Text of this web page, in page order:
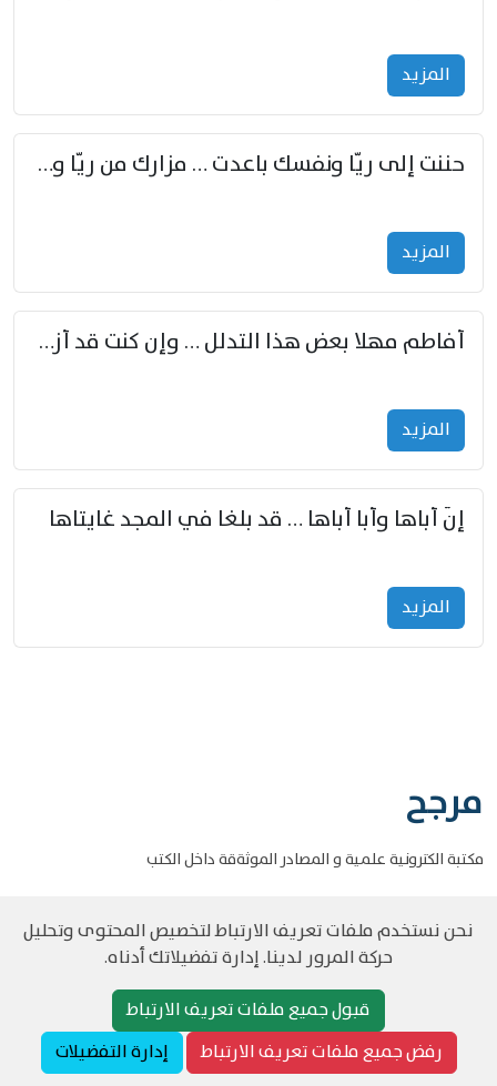
المزید
حننت إلى ريّا ونفسك باعدت … مزارك من ريّا وشعباكما معا
المزید
أفاطم مهلا بعض هذا التدلل … وإن كنت قد أزمعت صرمي فأجملي
المزید
إنّ أباها وأبا أباها … قد بلغا في المجد غايتاها
المزید
مرجح
مكتبة الكترونية علمية و المصادر الموثةقة داخل الكتب
حقوق الطبع والنشر مرجح جميع الحقوق محفوظةسياسة و الخصوصية
نحن نستخدم ملفات تعريف الارتباط لتخصيص المحتوى وتحليل
حركة المرور لدينا. إدارة تفضيلاتك أدناه.
قبول جميع ملفات تعريف الارتباط
رفض جميع ملفات تعريف الارتباط
إدارة التفضيلات